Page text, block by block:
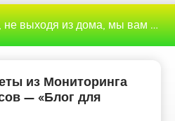
дома, мы вам поможем с этим разобраться
из Мониторинга
— «Блог для